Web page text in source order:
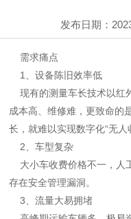
发布日期：
需求痛点
1、设备陈旧效率低
现有的测量车长技术以红
成本高、维修难，更致命的
长，就难以实现数字化“无人
2、车型复杂
大小车收费价格不一，人
存在安全管理漏洞。
3、流量大易拥堵